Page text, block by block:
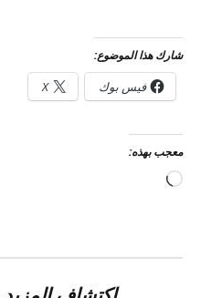
شارك هذا الموضوع:
فيس بوك X
معجب بهذه:
جاري